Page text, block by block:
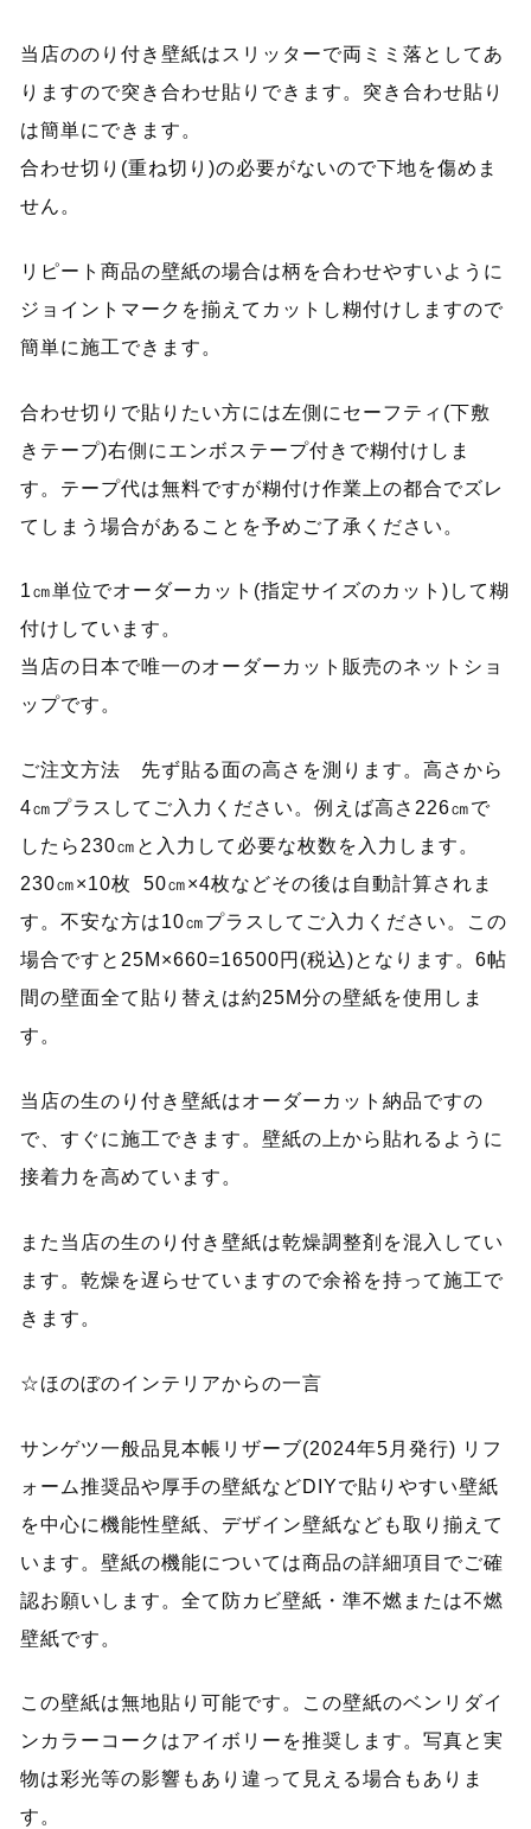
当店ののり付き壁紙はスリッターで両ミミ落としてあ
りますので突き合わせ貼りできます。突き合わせ貼り
は簡単にできます。
合わせ切り(重ね切り)の必要がないので下地を傷めま
せん。
リピート商品の壁紙の場合は柄を合わせやすいように
ジョイントマークを揃えてカットし糊付けしますので
簡単に施工できます。
合わせ切りで貼りたい方には左側にセーフティ(下敷
きテープ)右側にエンボステープ付きで糊付けしま
す。テープ代は無料ですが糊付け作業上の都合でズレ
てしまう場合があることを予めご了承ください。
1㎝単位でオーダーカット(指定サイズのカット)して糊
付けしています。
当店の日本で唯一のオーダーカット販売のネットショ
ップです。
ご注文方法 先ず貼る面の高さを測ります。高さから
4㎝プラスしてご入力ください。例えば高さ226㎝で
したら230㎝と入力して必要な枚数を入力します。
230㎝×10枚 50㎝×4枚などその後は自動計算されま
す。不安な方は10㎝プラスしてご入力ください。この
場合ですと25M×660=16500円(税込)となります。6帖
間の壁面全て貼り替えは約25M分の壁紙を使用しま
す。
当店の生のり付き壁紙はオーダーカット納品ですの
で、すぐに施工できます。壁紙の上から貼れるように
接着力を高めています。
また当店の生のり付き壁紙は乾燥調整剤を混入してい
ます。乾燥を遅らせていますので余裕を持って施工で
きます。
☆ほのぼのインテリアからの一言
サンゲツ一般品見本帳リザーブ(2024年5月発行) リフ
ォーム推奨品や厚手の壁紙などDIYで貼りやすい壁紙
を中心に機能性壁紙、デザイン壁紙なども取り揃えて
います。壁紙の機能については商品の詳細項目でご確
認お願いします。全て防カビ壁紙・準不燃または不燃
壁紙です。
この壁紙は無地貼り可能です。この壁紙のベンリダイ
ンカラーコークはアイボリーを推奨します。写真と実
物は彩光等の影響もあり違って見える場合もありま
す。